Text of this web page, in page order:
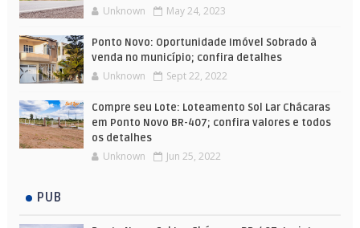
Unknown May 24, 2023
Ponto Novo: Oportunidade Imóvel Sobrado à
venda no município; confira detalhes
Unknown Sept 22, 2022
Compre seu Lote: Loteamento Sol Lar Chácaras
em Ponto Novo BR-407; confira valores e todos
os detalhes
Unknown Jun 25, 2022
PUB